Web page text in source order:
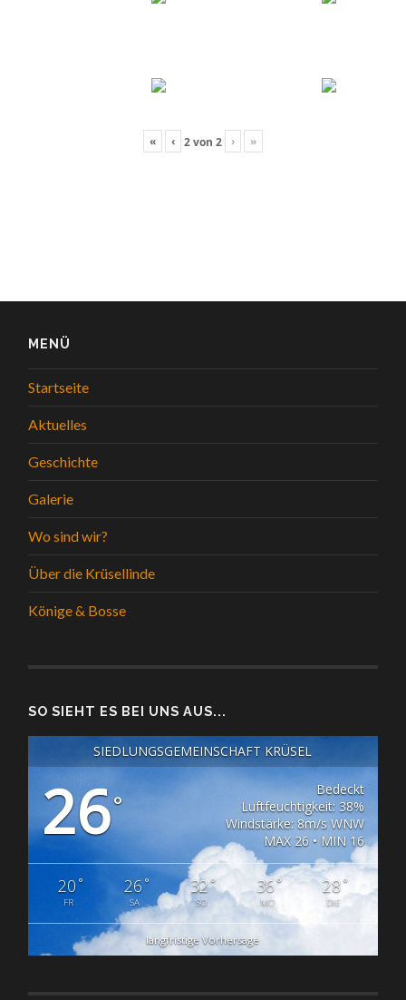
« ‹ 2von 2 › »
MENÜ
Startseite
Aktuelles
Geschichte
Galerie
Wo sind wir?
Über die Krüsellinde
Könige & Bosse
SO SIEHT ES BEI UNS AUS...
SIEDLUNGSGEMEINSCHAFT KRÜSEL
26°
Bedeckt
Luftfeuchtigkeit: 38%
Windstärke: 8m/s WNW
MAX 26 • MIN 16
20°
FR
26°
SA
32°
SO
36°
MO
28°
DIE
langfristige Vorhersage